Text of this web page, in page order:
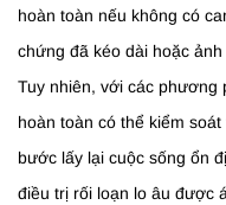
hoàn toàn nếu không có
chứng đã kéo dài hoặc
Tuy nhiên, với các phương
hoàn toàn có thể kiểm
bước lấy lại cuộc sống ổn
điều trị rối loạn lo âu được